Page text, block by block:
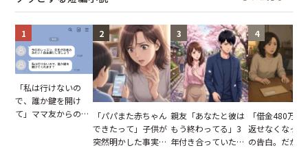
1
「私は行けないの
で、誰か鍵を開け
て」ママ友からの
2
「パパまた赤ちゃん
できたって」子供が
突然明かした事実。
3
親友「あなたと彼は
もう終わってる」3
年付き合っていた彼
4
「借金480万、
返せなくなっ
の告白。だが